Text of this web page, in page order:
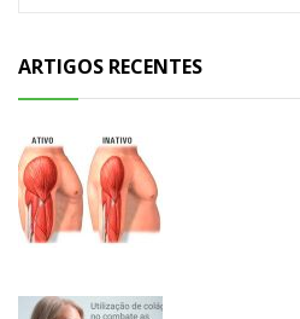
ARTIGOS RECENTES